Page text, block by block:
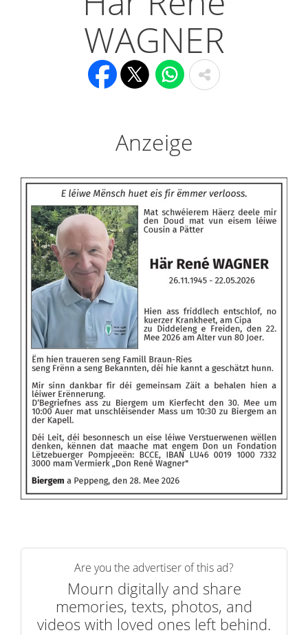
WAGNER
Anzeige
Are you the advertiser of this ad?
Mourn digitally and share
memories, texts, photos, and
videos with loved ones left behind.